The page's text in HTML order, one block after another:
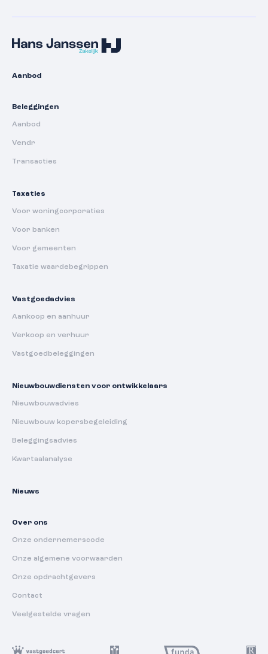
Aanbod
Beleggingen
Aanbod
Vendr
Transacties
Taxaties
Voor woningcorporaties
Voor banken
Voor gemeenten
Taxatie waardebegrippen
Vastgoedadvies
Aankoop en aanhuur
Verkoop en verhuur
Vastgoedbeleggingen
Nieuwbouwdiensten voor ontwikkelaars
Nieuwbouwadvies
Nieuwbouw kopersbegeleiding
Beleggingsadvies
Kwartaalanalyse
Nieuws
Over ons
Onze ondernemerscode
Onze algemene voorwaarden
Onze opdrachtgevers
Contact
Veelgestelde vragen